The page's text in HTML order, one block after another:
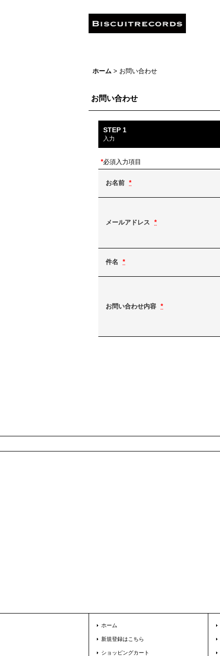
ホーム > お問い合わせ
お問い合わせ
STEP 1
入力
*必須入力項目
お名前 *
メールアドレス *
件名 *
お問い合わせ内容 *
ホーム
新規登録はこちら
ショッピングカート